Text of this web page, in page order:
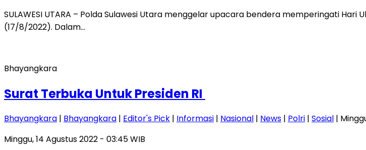
SULAWESI UTARA – Polda Sulawesi Utara menggelar upacara bendera memperingati
(17/8/2022). Dalam…
Bhayangkara
Surat Terbuka Untuk Presiden RI
Bhayangkara | Bhayangkara | Editor's Pick | Informasi | Nasional | News | Polri | Sosial |
Minggu, 14 Agustus 2022 - 03:45 WIB